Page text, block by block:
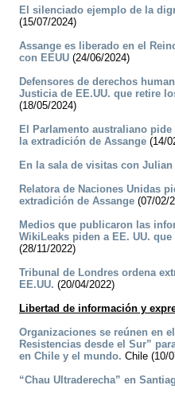
El silenciado ejemplo de la
(15/07/2024)
Assange es liberado en el
con EEUU (24/06/2024)
Defensores de derechos
Justicia de EE.UU. que retire
(18/05/2024)
El Parlamento australiano
la extradición de Assange (14/
En la sala de visitas con Julian
Relatora de Naciones Unidas
extradición de Assange (07/02/
Medios que publicaron las
WikiLeaks piden a EE. UU.
(28/11/2022)
Tribunal de Londres ordena
EE.UU. (20/04/2022)
Libertad de información y
Organizaciones se reúnen en
Resistencias desde el Sur”
en Chile y el mundo. Chile (10/
“Chau Ultraderecha” en